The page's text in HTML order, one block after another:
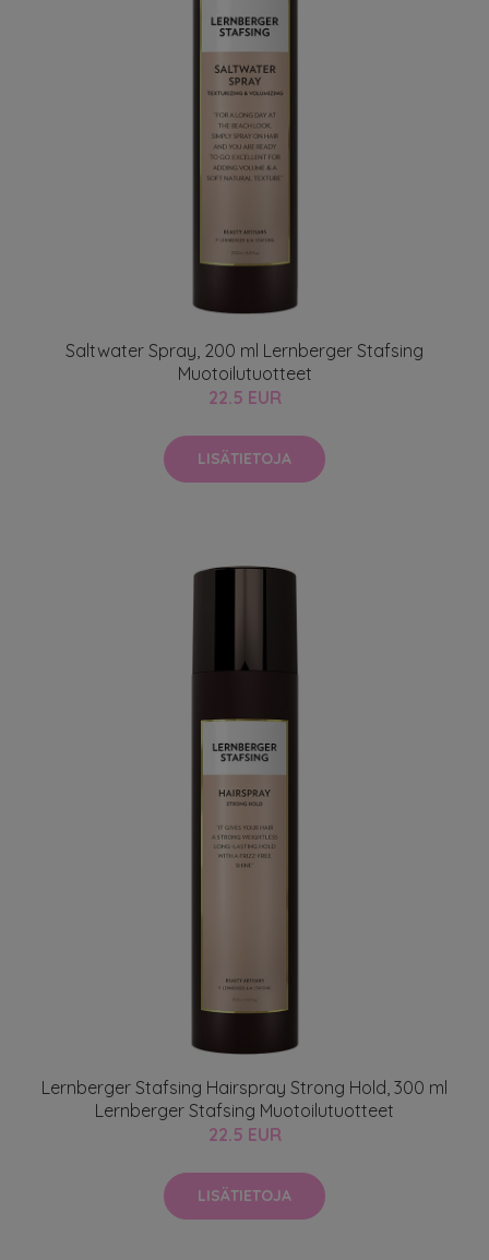
Saltwater Spray, 200 ml Lernberger Stafsing
Muotoilutuotteet
22.5 EUR
LISÄTIETOJA
Lernberger Stafsing Hairspray Strong Hold, 300 ml
Lernberger Stafsing Muotoilutuotteet
22.5 EUR
LISÄTIETOJA